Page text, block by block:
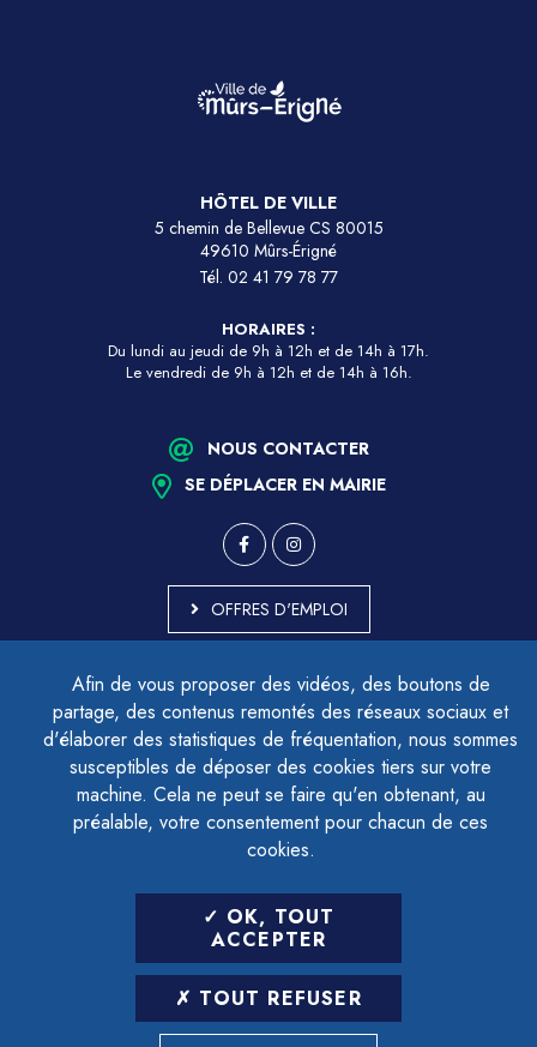
Afin de vous proposer des vidéos, des boutons de
partage, des contenus remontés des réseaux sociaux et
d'élaborer des statistiques de fréquentation, nous sommes
susceptibles de déposer des cookies tiers sur votre
machine. Cela ne peut se faire qu'en obtenant, au
préalable, votre consentement pour chacun de ces
cookies.
OK, TOUT
ACCEPTER
TOUT REFUSER
HÔTEL DE VILLE
5 chemin de Bellevue CS 80015
49610 Mûrs-Érigné
Tél. 02 41 79 78 77
HORAIRES :
Du lundi au jeudi de 9h à 12h et de 14h à 17h.
Le vendredi de 9h à 12h et de 14h à 16h.
NOUS CONTACTER
SE DÉPLACER EN MAIRIE
OFFRES D'EMPLOI
ACCESSIBILITÉ - PARTIELLEMENT CONFORME
PLAN DU SITE
MENTIONS LÉGALES
CONTACTER LE DÉLÉGUÉ À LA PROTECTION DES DONNÉES
GESTION DES COOKIES
LETTRE D'INFORMATION
SAISIR VOTRE ADRESSE E-MAIL
POUR VOUS INSCRIRE :
ARCHIVES DÉSINSCRIPTION